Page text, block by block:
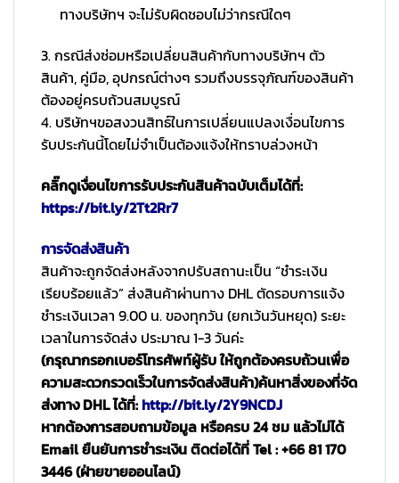
ทางบริษัทฯ จะไม่รับผิดชอบไม่ว่ากรณีใดๆ
3. กรณีส่งซ่อมหรือเปลี่ยนสินค้ากับทางบริษัทฯ ตัว
สินค้า, คู่มือ, อุปกรณ์ต่างๆ รวมถึงบรรจุภัณฑ์ของสินค้า
ต้องอยู่ครบถ้วนสมบูรณ์
4. บริษัทฯขอสงวนสิทธ์ในการเปลี่ยนแปลงเงื่อนไขการ
รับประกันนี้โดยไม่จำเป็นต้องแจ้งให้ทราบล่วงหน้า
คลิ๊กดูเงื่อนไขการรับประกันสินค้าฉบับเต็มได้ที่:
https://bit.ly/2Tt2Rr7
การจัดส่งสินค้า
สินค้าจะถูกจัดส่งหลังจากปรับสถานะเป็น “ชำระเงิน
เรียบร้อยแล้ว” ส่งสินค้าผ่านทาง DHL ตัดรอบการแจ้ง
ชำระเงินเวลา 9.00 น. ของทุกวัน (ยกเว้นวันหยุด) ระยะ
เวลาในการจัดส่ง ประมาณ 1-3 วันค่ะ
(กรุณากรอกเบอร์โทรศัพท์ผู้รับ ให้ถูกต้องครบถ้วนเพื่อ
ความสะดวกรวดเร็วในการจัดส่งสินค้า)ค้นหาสิ่งของที่จัด
ส่งทาง DHL ได้ที่:http://bit.ly/2Y9NCDJ
หากต้องการสอบถามข้อมูล หรือครบ 24 ชม แล้วไม่ได้
Email ยืนยันการชำระเงิน ติดต่อได้ที่ Tel : +66 81 170
3446 (ฝ่ายขายออนไลน์)